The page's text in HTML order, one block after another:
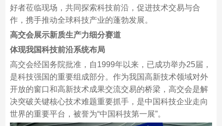
好者莅临现场，共同探索科技前沿，促进技术交易与合
作，携手推动全球科技产业的蓬勃发展。
高交会展示新质生产力细分赛道
体现我国科技前沿系统布局
高交会经国务院批准，自1999年以来，已成功举办25届，
是科技强国的重要组成部分。作为我国高新技术领域对外
开放的窗口和高新技术成果交流交易的桥梁，高交会是解
决突破关键核心技术难题重要抓手，是中国科技企业走向
世界的重要平台，被誉为“中国科技第一展”。